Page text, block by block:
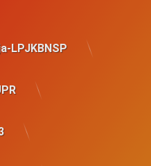
LPJKBNSP